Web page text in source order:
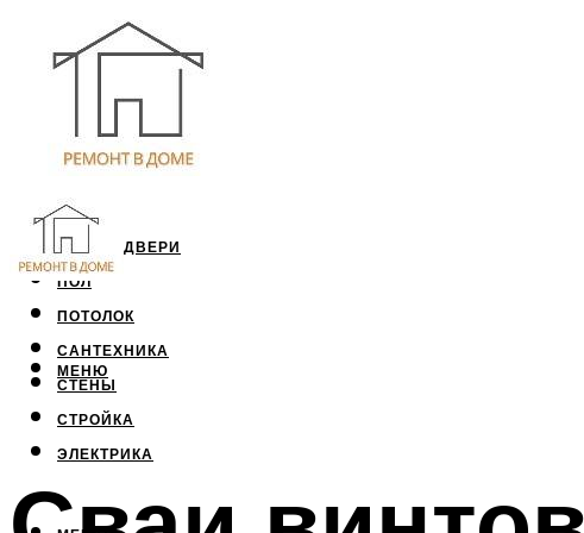
ОКНА И ДВЕРИ
ПОЛ
ПОТОЛОК
САНТЕХНИКА
СТЕНЫ
СТРОЙКА
ЭЛЕКТРИКА
МЕНЮ